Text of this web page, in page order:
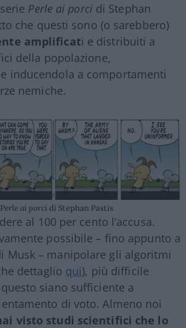
Perle ai porcidi Stephan
che questi sono (o sarebbero)
amplificati e distribuiti a
della popolazione,
inducendola a comportamenti
nemiche.
Perle ai porcidi Stephan Pastis
al 100 per cento l’accusa.
possibile – fino appunto a
Musk – manipolare gli algoritmi
dettaglio qui), più difficile
siano sufficiente a
di voto. Almeno noi
visto studi scientifici che lo